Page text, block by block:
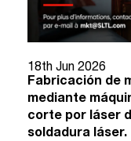
18th Jun 2026
Fabricación de
mediante
corte por láser
soldadura láser.